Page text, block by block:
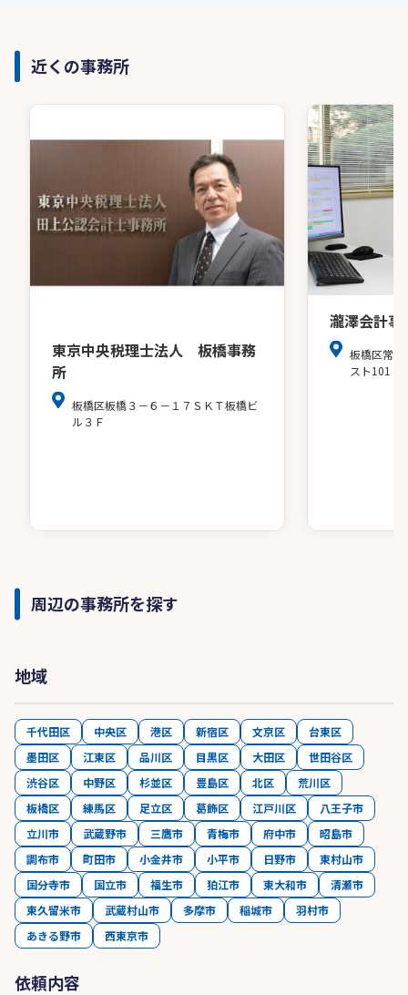
近くの事務所
東京中央税理士法人 板橋事務
所
板橋区板橋３－６－１７ＳＫＴ板橋ビ
ル３Ｆ
瀧澤会計事
板橋区常盤
スト101
周辺の事務所を探す
地域
千代田区 中央区 港区 新宿区 文京区
台東区
墨田区
江東区 品川区 目黒区 大田区
世田谷区
渋谷区
中野区 杉並区 豊島区 北区
荒川区
板橋区
練馬区 足立区 葛飾区 江戸川区
八王子市
立川市
武蔵野市 三鷹市 青梅市 府中市
昭島市
調布市
町田市 小金井市 小平市 日野市
東村山市
国分寺市
国立市 福生市 狛江市 東大和市
清瀬市
東久留米市
武蔵村山市 多摩市 稲城市
羽村市
あきる野市
西東京市
依頼内容